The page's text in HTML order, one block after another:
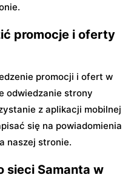
promocje i oferty
promocji i ofert w
odwiedzanie strony
z aplikacji mobilnej
się na powiadomienia
naszej stronie.
sieci Samanta w